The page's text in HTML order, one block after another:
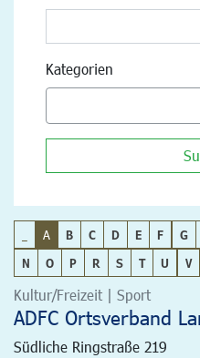
Kategorien
A B C D E F G
N
O P R S T U V
Kultur/Freizeit | Sport
ADFC Ortsverband
Südliche Ringstraße 219